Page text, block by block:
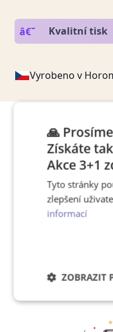
Kvalitní tisk
Vyrobeno v
Tipy, jak
Chcete
jak
🙏
Získáte
Akce 3+1
Tyto stránky
zlepšení
informací
ZOBRAZIT
Nezbytně